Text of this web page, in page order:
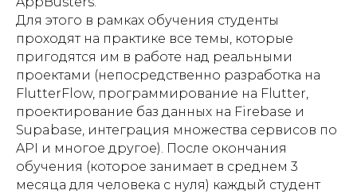
Для этого в рамках обучения студенты
проходят на практике все темы, которые
пригодятся им в работе над реальными
проектами (непосредственно разработка на
FlutterFlow, программирование на Flutter,
проектирование баз данных на Firebase и
Supabase, интеграция множества сервисов по
API и многое другое). После окончания
обучения (которое занимает в среднем 3
месяца для человека с нуля) каждый студент